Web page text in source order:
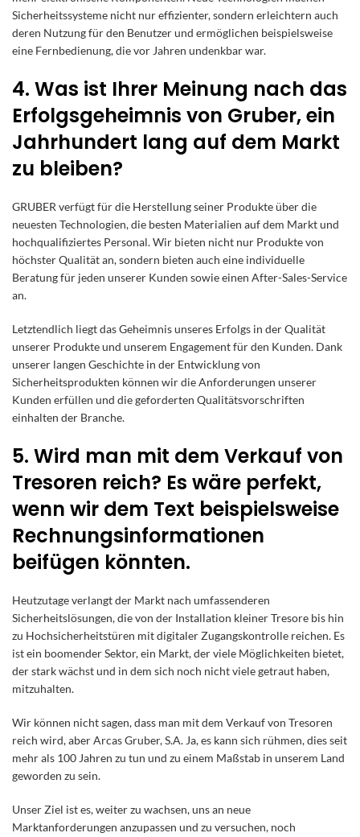
Sicherheitssysteme nicht nur effizienter, sondern erleichtern auch
deren Nutzung für den Benutzer und ermöglichen beispielsweise
eine Fernbedienung, die vor Jahren undenkbar war.
4. Was ist Ihrer Meinung nach das
Erfolgsgeheimnis von Gruber, ein
Jahrhundert lang auf dem Markt
zu bleiben?
GRUBER verfügt für die Herstellung seiner Produkte über die
neuesten Technologien, die besten Materialien auf dem Markt und
hochqualifiziertes Personal. Wir bieten nicht nur Produkte von
höchster Qualität an, sondern bieten auch eine individuelle
Beratung für jeden unserer Kunden sowie einen After-Sales-Service
an.
Letztendlich liegt das Geheimnis unseres Erfolgs in der Qualität
unserer Produkte und unserem Engagement für den Kunden. Dank
unserer langen Geschichte in der Entwicklung von
Sicherheitsprodukten können wir die Anforderungen unserer
Kunden erfüllen und die geforderten Qualitätsvorschriften
einhalten der Branche.
5. Wird man mit dem Verkauf von
Tresoren reich? Es wäre perfekt,
wenn wir dem Text beispielsweise
Rechnungsinformationen
beifügen könnten.
Heutzutage verlangt der Markt nach umfassenderen
Sicherheitslösungen, die von der Installation kleiner Tresore bis hin
zu Hochsicherheitstüren mit digitaler Zugangskontrolle reichen. Es
ist ein boomender Sektor, ein Markt, der viele Möglichkeiten bietet,
der stark wächst und in dem sich noch nicht viele getraut haben,
mitzuhalten.
Wir können nicht sagen, dass man mit dem Verkauf von Tresoren
reich wird, aber Arcas Gruber, S.A. Ja, es kann sich rühmen, dies seit
mehr als 100 Jahren zu tun und zu einem Maßstab in unserem Land
geworden zu sein.
Unser Ziel ist es, weiter zu wachsen, uns an neue
Marktanforderungen anzupassen und zu versuchen, noch